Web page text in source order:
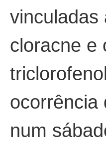
vinculadas
cloracne e
ocorrência
num